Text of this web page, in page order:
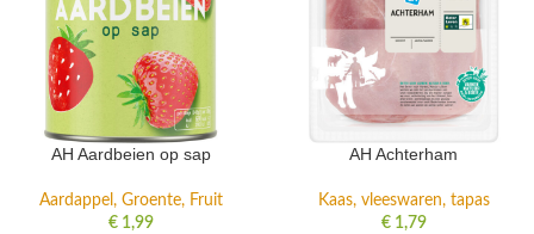
AH Aardbeien op sap
Aardappel, Groente, Fruit
€1,99
AH Achterham
Kaas, vleeswaren, tapas
€1,79